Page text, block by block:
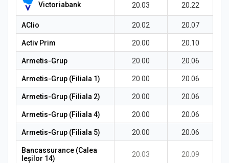
Victoriabank 20.03 20.22
AClio 20.02 20.07
Activ Prim 20.00 20.10
Armetis-Grup 20.00 20.06
Armetis-Grup (Filiala 1) 20.00 20.06
Armetis-Grup (Filiala 2) 20.00 20.06
Armetis-Grup (Filiala 4) 20.00 20.06
Armetis-Grup (Filiala 5) 20.00 20.06
Bancassurance (Calea
Ieșilor 14)
20.03 20.09